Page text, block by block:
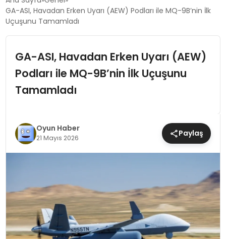
OYUN HABERLERI
EKONOMI
EĞITIM
SAĞLIK
YAŞAM
GA-ASI, Havadan Erken Uyarı (AEW) Podları ile MQ-9B’nin İlk
Uçuşunu Tamamladı
GA-ASI, Havadan Erken Uyarı (AEW)
Podları ile MQ-9B’nin İlk Uçuşunu
Tamamladı
Oyun Haber
21 Mayıs 2026 Paylaş